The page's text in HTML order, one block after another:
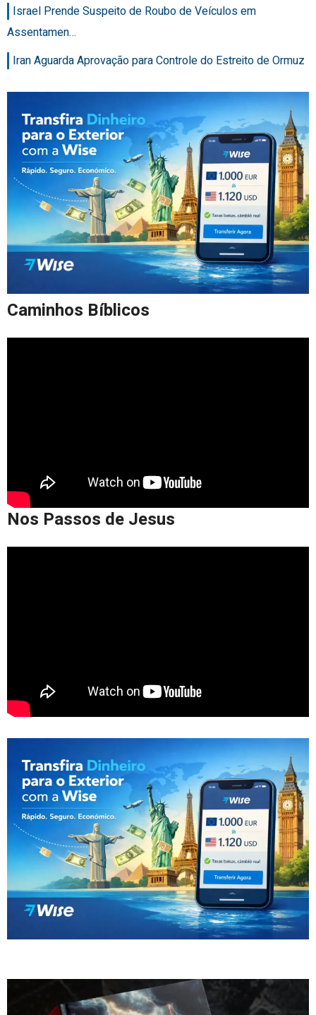
Israel Prende Suspeito de Roubo de Veículos em
Assentamen…
Iran Aguarda Aprovação para Controle do Estreito de Ormuz
Caminhos Bíblicos
Nos Passos de Jesus